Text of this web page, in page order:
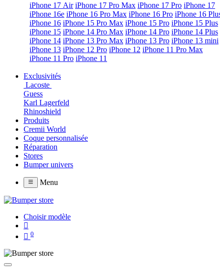
iPhone 17 Air iPhone 17 Pro Max iPhone 17 Pro iPhone 17
iPhone 16e iPhone 16 Pro Max iPhone 16 Pro iPhone 16
iPhone 16 iPhone 15 Pro Max iPhone 15 Pro iPhone 15 Plus
iPhone 15 iPhone 14 Pro Max iPhone 14 Pro iPhone 14 Plus
iPhone 14 iPhone 13 Pro Max iPhone 13 Pro iPhone 13 mini
iPhone 13 iPhone 12 Pro iPhone 12 iPhone 11 Pro Max
iPhone 11 Pro iPhone 11
Exclusivités
Lacoste
Guess
Karl Lagerfeld
Rhinoshield
Produits
Cremii World
Coque personnalisée
Réparation
Stores
Bumper univers
Menu
Choisir modèle
0